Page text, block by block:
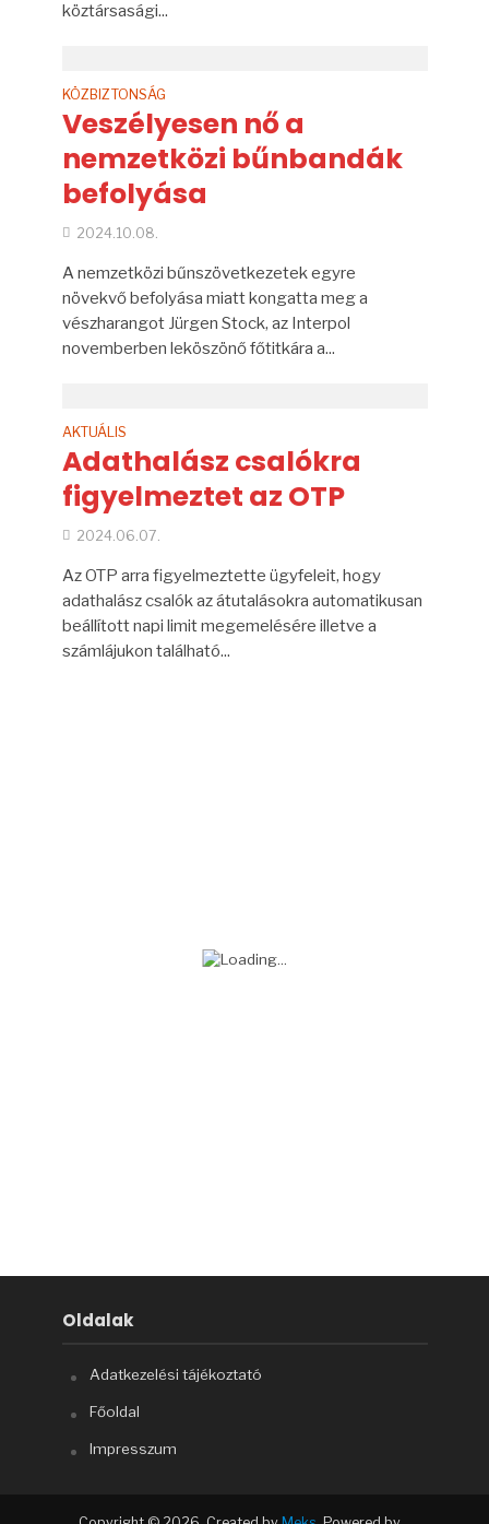
köztársasági...
KÖZBIZTONSÁG
Veszélyesen nő a
nemzetközi bűnbandák
befolyása
2024.10.08.
A nemzetközi bűnszövetkezetek egyre
növekvő befolyása miatt kongatta meg a
vészharangot Jürgen Stock, az Interpol
novemberben leköszönő főtitkára a...
AKTUÁLIS
Adathalász csalókra
figyelmeztet az OTP
2024.06.07.
Az OTP arra figyelmeztette ügyfeleit, hogy
adathalász csalók az átutalásokra automatikusan
beállított napi limit megemelésére illetve a
számlájukon található...
Oldalak
Adatkezelési tájékoztató
Főoldal
Impresszum